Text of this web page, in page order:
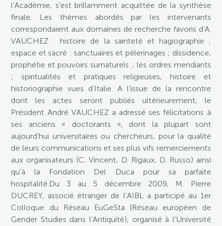
l’Académie, s’est brillamment acquittée de la synthèse
finale. Les thèmes abordés par les intervenants
correspondaient aux domaines de recherche favoris d’A.
VAUCHEZ : histoire de la sainteté et hagiographie ;
espace et sacré : sanctuaires et pèlerinages ; dissidence,
prophétie et pouvoirs surnaturels ; les ordres mendiants
; spiritualités et pratiques religieuses, histoire et
historiographie vues d’Italie. A l’issue de la rencontre
dont les actes seront publiés ultérieurement, le
Président André VAUCHEZ a adressé ses félicitations à
ses anciens « doctorants », dont la plupart sont
aujourd’hui universitaires ou chercheurs, pour la qualité
de leurs communications et ses plus vifs remerciements
aux organisateurs (C. Vincent, D. Rigaux, D. Russo) ainsi
qu’à la Fondation Del Duca pour sa parfaite
hospitalité.Du 3 au 5 décembre 2009, M. Pierre
DUCREY, associé étranger de l’AIBL a participé au 1er
Colloque du Réseau EuGeSta (Réseau européen de
Gender Studies dans l’Antiquité), organisé à l’Université